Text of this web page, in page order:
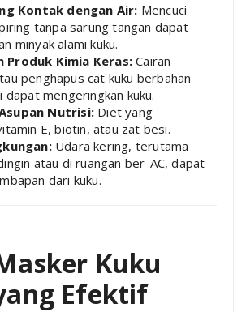
Kontak dengan Air: Mencuci
tanpa sarung tangan dapat
minyak alami kuku.
Produk Kimia Keras: Cairan
penghapus cat kuku berbahan
mengeringkan kuku.
Nutrisi: Diet yang
E, biotin, atau zat besi.
Udara kering, terutama
atau di ruangan ber-AC, dapat
dari kuku.
Kuku
Efektif